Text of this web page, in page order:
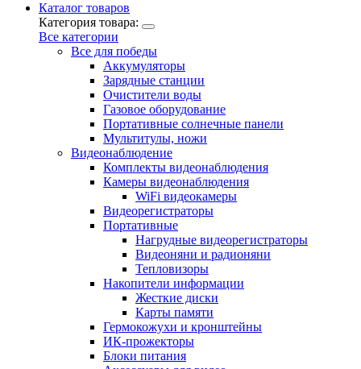
Каталог товаров
Категория товара:
Все категории
Все для победы
Аккумуляторы
Зарядные станции
Очистители воды
Газовое оборудование
Портативные солнечные панели
Мультитулы, ножи
Видеонаблюдение
Комплекты видеонаблюдения
Камеры видеонаблюдения
WiFi видеокамеры
Видеорегистраторы
Портативные
Нагрудные видеорегистраторы
Видеоняни и радионяни
Тепловизоры
Накопители информации
Жесткие диски
Карты памяти
Гермокожухи и кронштейны
ИК-прожекторы
Блоки питания